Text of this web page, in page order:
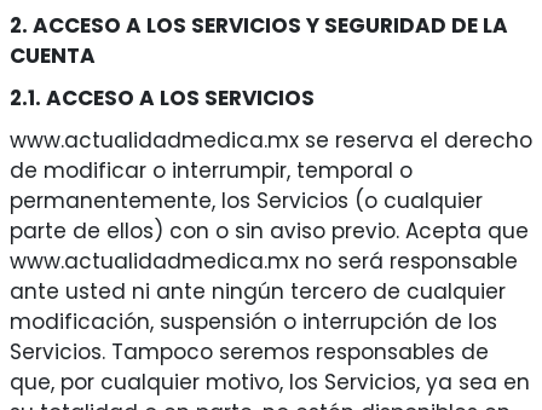
2. ACCESO A LOS SERVICIOS Y SEGURIDAD DE LA
CUENTA
2.1. ACCESO A LOS SERVICIOS
www.actualidadmedica.mx se reserva el derecho
de modificar o interrumpir, temporal o
permanentemente, los Servicios (o cualquier
parte de ellos) con o sin aviso previo. Acepta que
www.actualidadmedica.mx no será responsable
ante usted ni ante ningún tercero de cualquier
modificación, suspensión o interrupción de los
Servicios. Tampoco seremos responsables de
que, por cualquier motivo, los Servicios, ya sea en